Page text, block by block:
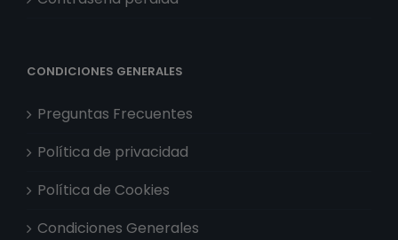
CONDICIONES GENERALES
Preguntas Frecuentes
Política de privacidad
Política de Cookies
Condiciones Generales